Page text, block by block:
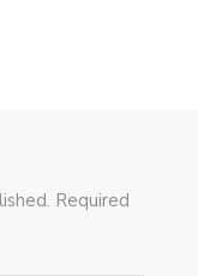
Required